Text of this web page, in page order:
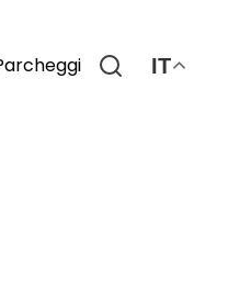
IT